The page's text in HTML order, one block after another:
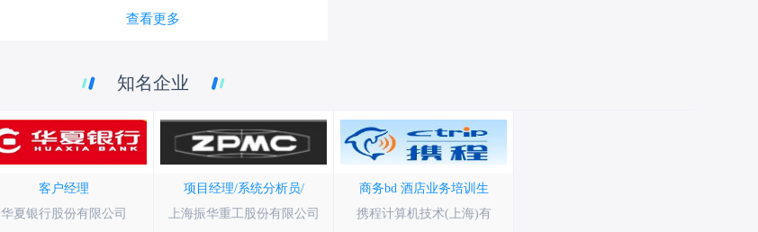
查看更多
知名企业
客户经理
华夏银行股份有限公司
项目经理/系统分析员/
上海振华重工股份有限公司
商务bd 酒店业务培训生
携程计算机技术(上海)有